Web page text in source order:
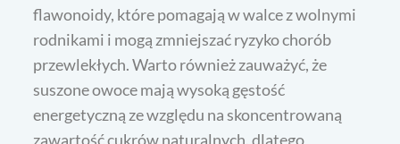
flawonoidy, które pomagają w walce z wolnymi
rodnikami i mogą zmniejszać ryzyko chorób
przewlekłych. Warto również zauważyć, że
suszone owoce mają wysoką gęstość
energetyczną ze względu na skoncentrowaną
zawartość cukrów naturalnych, dlatego